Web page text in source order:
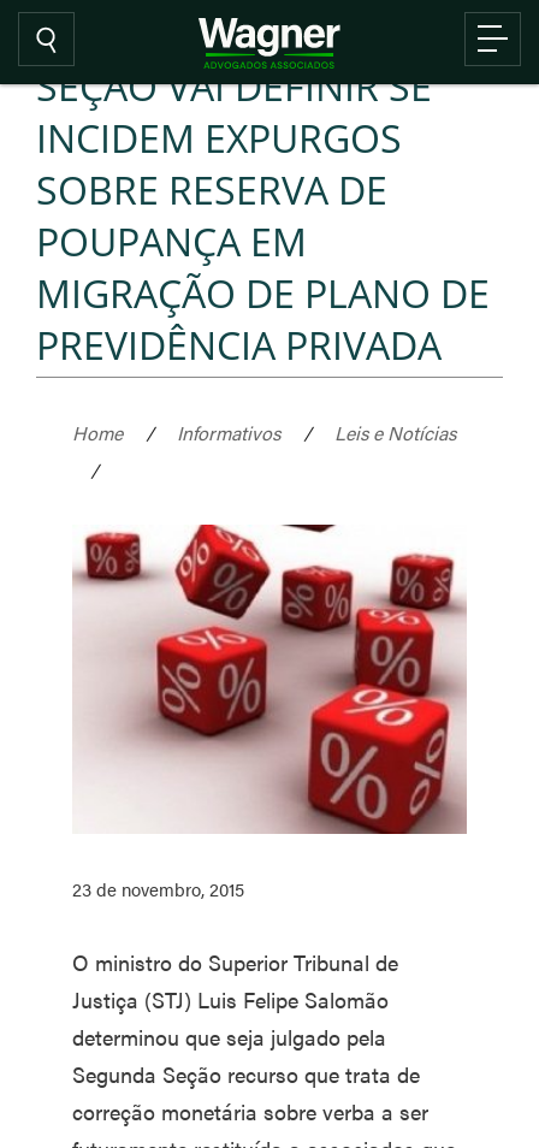
SEÇÃO VAI DEFINIR SE
INCIDEM EXPURGOS
SOBRE RESERVA DE
POUPANÇA EM
MIGRAÇÃO DE PLANO DE
PREVIDÊNCIA PRIVADA
Home / Informativos /
Leis e Notícias
/
23 de novembro, 2015
O ministro do Superior Tribunal de
Justiça (STJ) Luis Felipe Salomão
determinou que seja julgado pela
Segunda Seção recurso que trata de
correção monetária sobre verba a ser